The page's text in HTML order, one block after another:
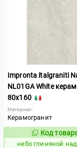
Impronta italgraniti
NL01GA White
80x160
Материал:
Керамогранит
1111557
Код
небо глиняной